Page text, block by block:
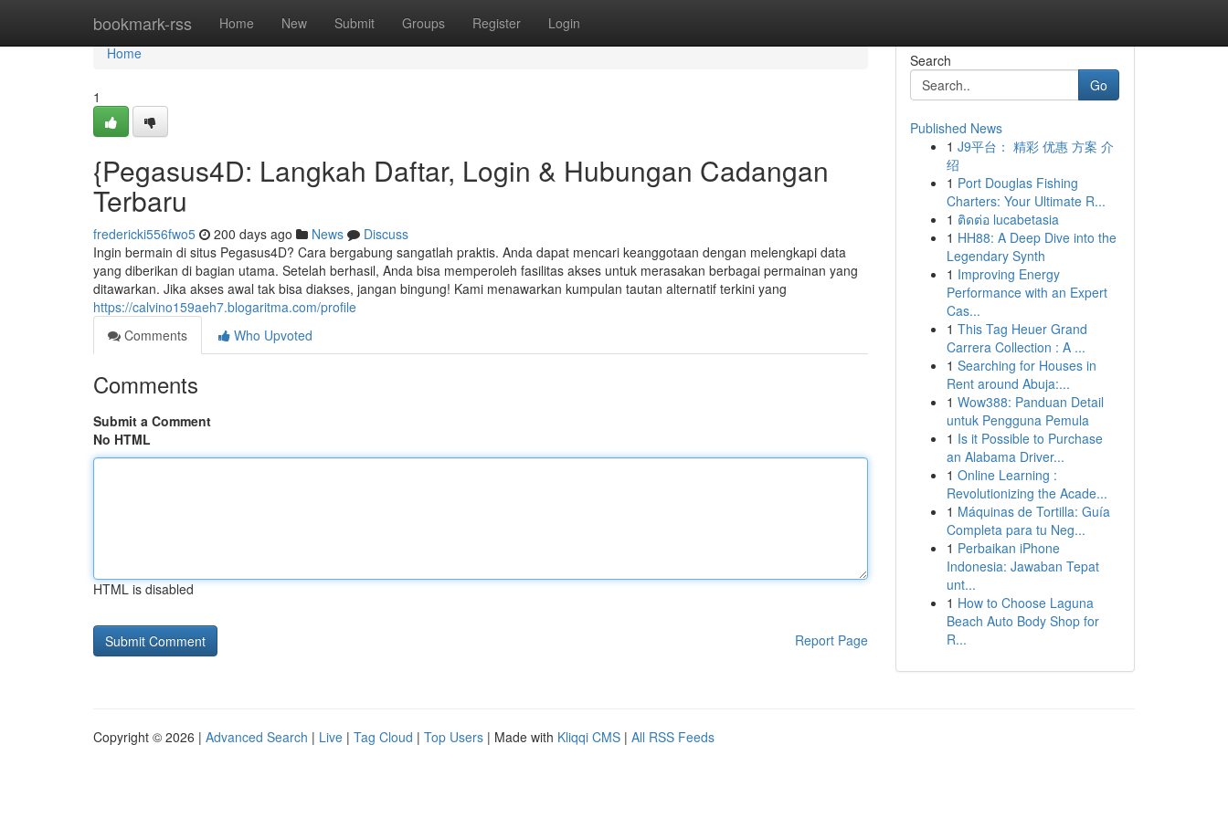
bookmark-rss Home New Submit Groups Register Login
Home
Home
1
{Pegasus4D: Langkah Daftar, Login & Hubungan Cadangan
Terbaru
fredericki556fwo5 200 days ago News
Discuss
Ingin bermain di situs Pegasus4D? Cara bergabung sangatlah praktis. Anda dapat mencari keanggotaan dengan melengkapi data
yang diberikan di bagian utama. Setelah berhasil, Anda bisa memperoleh fasilitas akses untuk merasakan berbagai permainan yang
ditawarkan. Jika akses awal tak bisa diakses, jangan bingung! Kami menawarkan kumpulan tautan alternatif terkini yang
https://calvino159aeh7.blogaritma.com/profile
Comments
Who Upvoted
Comments
Submit a Comment
No HTML
HTML is disabled
Report Page
Search
Go
Published News
1 J9平台： 精彩 优惠 方案 介
绍
1 Port Douglas Fishing
Charters: Your Ultimate R...
1 ติดต่อ lucabetasia
1 HH88: A Deep Dive into the
Legendary Synth
1 Improving Energy
Performance with an Expert
Cas...
1 This Tag Heuer Grand
Carrera Collection : A ...
1 Searching for Houses in
Rent around Abuja:...
1 Wow388: Panduan Detail
untuk Pengguna Pemula
1 Is it Possible to Purchase
an Alabama Driver...
1 Online Learning :
Revolutionizing the Acade...
1 Máquinas de Tortilla: Guía
Completa para tu Neg...
1 Perbaikan iPhone
Indonesia: Jawaban Tepat
unt...
1 How to Choose Laguna
Beach Auto Body Shop for
R...
Copyright © 2026 | Advanced Search | Live | Tag Cloud | Top Users | Made with Kliqqi CMS | All RSS Feeds